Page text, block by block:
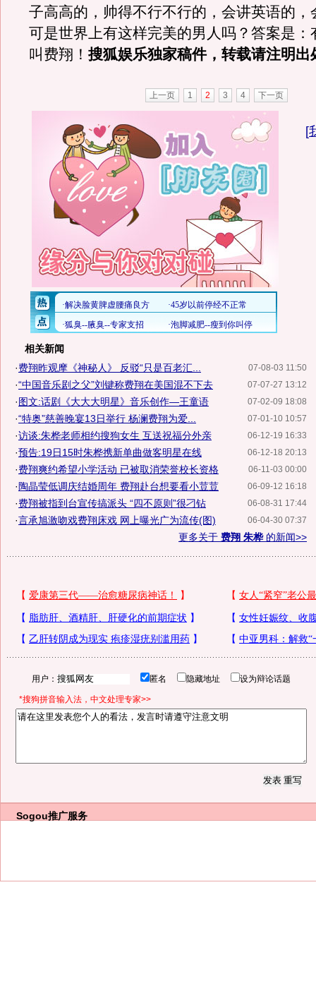
子高高的，帅得不行不行的，会讲英语的，
可是世界上有这样完美的男人吗？答案是：
叫费翔！ 搜狐娱乐独家稿件，转载请注明出
上一页 1 2 3 4 下一页
[
相关新闻
07-08-03 11:50
·费翔昨观摩《神秘人》 反驳“只是百老汇...
07-07-27 13:12
·“中国音乐剧之父”刘键称费翔在美国混不下去
07-02-09 18:08
·图文:话剧《大大大明星》音乐创作—王童语
07-01-10 10:57
·“特奥”慈善晚宴13日举行 杨澜费翔为爱...
06-12-19 16:33
·访谈:朱桦老师相约搜狗女生 互送祝福分外亲
06-12-18 20:13
·预告:19日15时朱桦携新单曲做客明星在线
06-11-03 00:00
·费翔爽约希望小学活动 已被取消荣誉校长资格
06-09-12 16:18
· 陶晶莹低调庆结婚周年 费翔赴台想要看小荳荳
06-08-31 17:44
·费翔被指到台宣传搞派头 “四不原则”很刁钻
06-04-30 07:37
·言承旭激吻戏费翔床戏 网上曝光广为流传(图)
更多关于 费翔 朱桦的新闻>>
用户： 匿名 隐藏地址 设为辩论话题
*搜狗拼音输入法，中文处理专家>>
Sogou推广服务